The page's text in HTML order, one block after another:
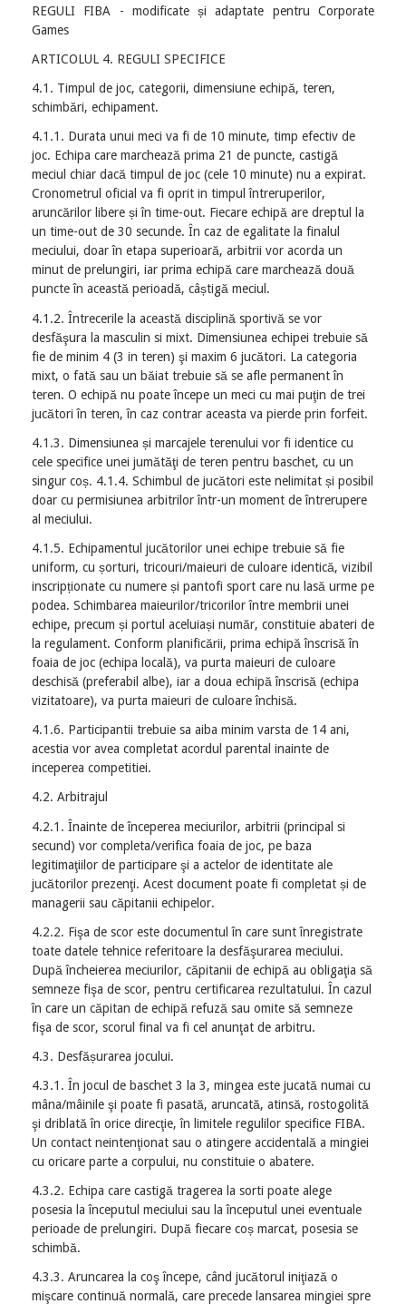
REGULI FIBA - modificate și adaptate pentru Corporate
Games
ARTICOLUL 4. REGULI SPECIFICE
4.1. Timpul de joc, categorii, dimensiune echipă, teren,
schimbări, echipament.
4.1.1. Durata unui meci va fi de 10 minute, timp efectiv de
joc. Echipa care marchează prima 21 de puncte, castigă
meciul chiar dacă timpul de joc (cele 10 minute) nu a expirat.
Cronometrul oficial va fi oprit in timpul întreruperilor,
aruncărilor libere și în time-out. Fiecare echipă are dreptul la
un time-out de 30 secunde. În caz de egalitate la finalul
meciului, doar în etapa superioară, arbitrii vor acorda un
minut de prelungiri, iar prima echipă care marchează două
puncte în această perioadă, câștigă meciul.
4.1.2. Întrecerile la această disciplină sportivă se vor
desfăşura la masculin si mixt. Dimensiunea echipei trebuie să
fie de minim 4 (3 in teren) şi maxim 6 jucători. La categoria
mixt, o fată sau un băiat trebuie să se afle permanent în
teren. O echipă nu poate începe un meci cu mai puţin de trei
jucători în teren, în caz contrar aceasta va pierde prin forfeit.
4.1.3. Dimensiunea și marcajele terenului vor fi identice cu
cele specifice unei jumătăţi de teren pentru baschet, cu un
singur coș. 4.1.4. Schimbul de jucători este nelimitat și posibil
doar cu permisiunea arbitrilor într-un moment de întrerupere
al meciului.
4.1.5. Echipamentul jucătorilor unei echipe trebuie să fie
uniform, cu șorturi, tricouri/maieuri de culoare identică, vizibil
inscripționate cu numere și pantofi sport care nu lasă urme pe
podea. Schimbarea maieurilor/tricorilor între membrii unei
echipe, precum și portul aceluiași număr, constituie abateri de
la regulament. Conform planificării, prima echipă înscrisă în
foaia de joc (echipa locală), va purta maieuri de culoare
deschisă (preferabil albe), iar a doua echipă înscrisă (echipa
vizitatoare), va purta maieuri de culoare închisă.
4.1.6. Participantii trebuie sa aiba minim varsta de 14 ani,
acestia vor avea completat acordul parental inainte de
inceperea competitiei.
4.2. Arbitrajul
4.2.1. Înainte de începerea meciurilor, arbitrii (principal si
secund) vor completa/verifica foaia de joc, pe baza
legitimaţiilor de participare şi a actelor de identitate ale
jucătorilor prezenţi. Acest document poate fi completat și de
managerii sau căpitanii echipelor.
4.2.2. Fişa de scor este documentul în care sunt înregistrate
toate datele tehnice referitoare la desfăşurarea meciului.
După încheierea meciurilor, căpitanii de echipă au obligaţia să
semneze fişa de scor, pentru certificarea rezultatului. În cazul
în care un căpitan de echipă refuză sau omite să semneze
fişa de scor, scorul final va fi cel anunţat de arbitru.
4.3. Desfășurarea jocului.
4.3.1. În jocul de baschet 3 la 3, mingea este jucată numai cu
mâna/mâinile şi poate fi pasată, aruncată, atinsă, rostogolită
şi driblată în orice direcţie, în limitele regulilor specifice FIBA.
Un contact neintenţionat sau o atingere accidentală a mingiei
cu oricare parte a corpului, nu constituie o abatere.
4.3.2. Echipa care castigă tragerea la sorti poate alege
posesia la începutul meciului sau la începutul unei eventuale
perioade de prelungiri. După fiecare coș marcat, posesia se
schimbă.
4.3.3. Aruncarea la coş începe, când jucătorul iniţiază o
mişcare continuă normală, care precede lansarea mingiei spre